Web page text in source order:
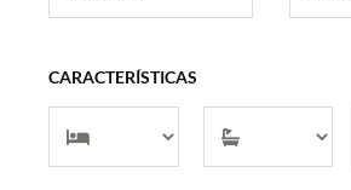
CARACTERÍSTICAS